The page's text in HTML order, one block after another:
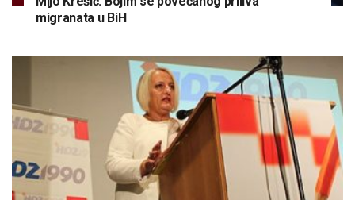
migranata u BiH